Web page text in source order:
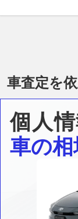
車査定を
個人
車の相